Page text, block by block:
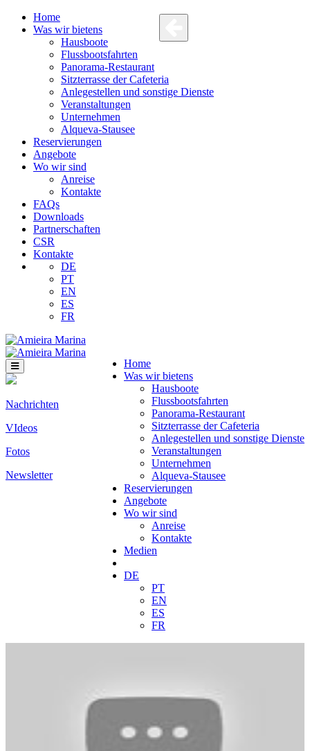
Home
Was wir bietens
Hausboote
Flussbootsfahrten
Panorama-Restaurant
Sitzterrasse der Cafeteria
Anlegestellen und sonstige Dienste
Veranstaltungen
Unternehmen
Alqueva-Stausee
Reservierungen
Angebote
Wo wir sind
Anreise
Kontakte
FAQs
Downloads
Partnerschaften
CSR
Kontakte
DE
PT
EN
ES
FR
Home
Was wir bietens
Hausboote
Flussbootsfahrten
Panorama-Restaurant
Sitzterrasse der Cafeteria
Anlegestellen und sonstige Dienste
Veranstaltungen
Unternehmen
Alqueva-Stausee
Reservierungen
Angebote
Wo wir sind
Anreise
Kontakte
Medien
DE
PT
EN
ES
FR
Nachrichten
VIdeos
Fotos
Newsletter